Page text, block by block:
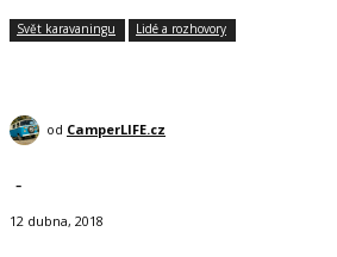
Svět karavaningu Lidé a rozhovory
od CamperLIFE.cz
-
12 dubna, 2018